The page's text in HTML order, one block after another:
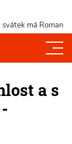
svátek má Roman
a s